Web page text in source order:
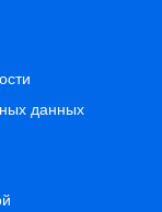
данных